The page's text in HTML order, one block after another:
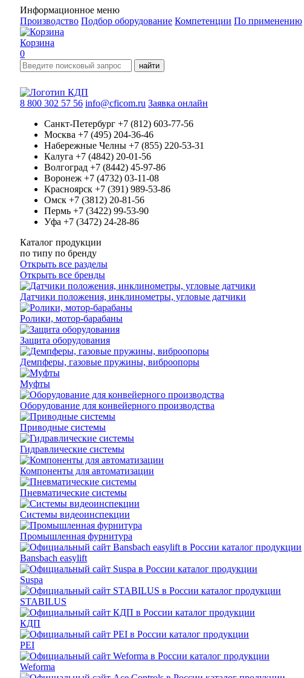
Информационное меню
Производство Подбор оборудование Компетенции По применению
Корзина
0
найти
8 800 302 57 56 info@cficom.ru Заявка онлайн
Санкт-Петербург +7 (812) 603-77-56
Москва +7 (495) 204-36-46
Набережные Челны +7 (855) 220-53-31
Калуга +7 (4842) 20-01-56
Волгоград +7 (8442) 45-97-86
Воронеж +7 (4732) 03-11-08
Красноярск +7 (391) 989-53-86
Омск +7 (3812) 20-81-56
Пермь +7 (3422) 99-53-90
Уфа +7 (3472) 24-28-86
Каталог продукции
по типу по бренду
Открыть все разделы
Открыть все бренды
Датчики положения, инклинометры, угловые датчики
Ролики, мотор-барабаны
Защита оборудования
Демпферы, газовые пружины, виброопоры
Муфты
Оборудование для конвейерного производства
Приводные системы
Гидравлические системы
Компоненты для автоматизации
Пневматические системы
Системы видеоинспекции
Промышленная фурнитура
Bansbach easylift
Suspa
STABILUS
КДП
PEI
Weforma